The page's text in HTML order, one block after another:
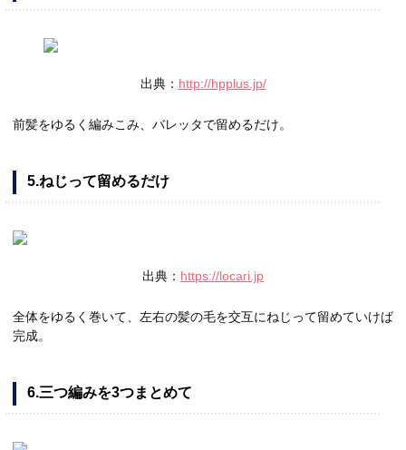
出典： http://hpplus.jp/
前髪をゆるく編みこみ、バレッタで留めるだけ。
5.ねじって留めるだけ
出典： https://locari.jp
全体をゆるく巻いて、左右の髪の毛を交互にねじって留めていけば
完成。
6.三つ編みを3つまとめて